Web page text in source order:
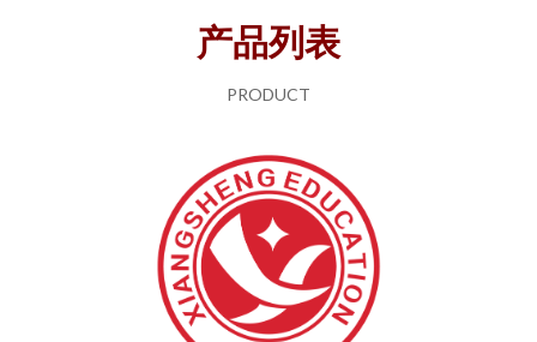
产品列表
PRODUCT